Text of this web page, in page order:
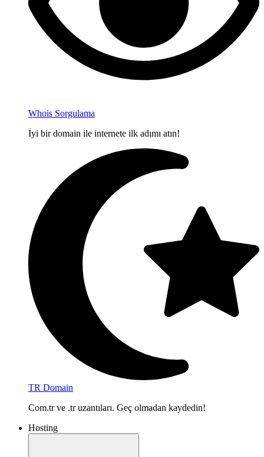
Whois Sorgulama
İyi bir domain ile internete ilk adımı atın!
TR Domain
Com.tr ve .tr uzantıları. Geç olmadan kaydedin!
Hosting